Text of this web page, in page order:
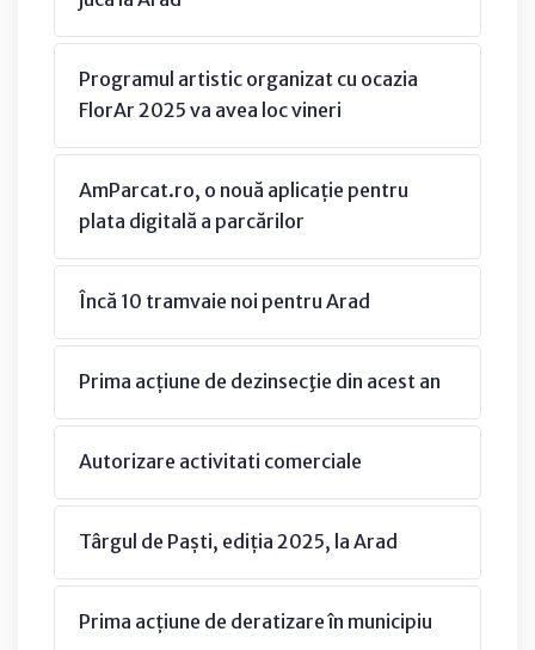
Programul artistic organizat cu ocazia
FlorAr 2025 va avea loc vineri
AmParcat.ro, o nouă aplicație pentru
plata digitală a parcărilor
Încă 10 tramvaie noi pentru Arad
Prima acțiune de dezinsecţie din acest an
Autorizare activitati comerciale
Târgul de Paști, ediția 2025, la Arad
Prima acțiune de deratizare în municipiu